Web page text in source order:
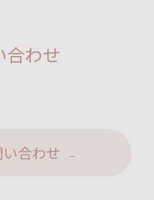
合わせ
合わせ